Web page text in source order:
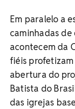
Em paralelo a
caminhadas de
acontecem da
fiéis
abertura do
Batista do
das igrejas